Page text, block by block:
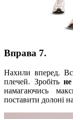
Вправа 7.
Нахили вперед.
плечей. Зробіть
намагаючись
поставити долоні